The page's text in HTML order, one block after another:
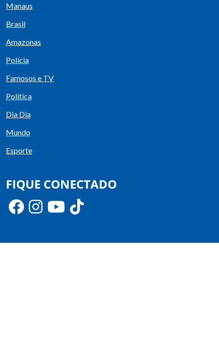
Manaus
Brasil
Amazonas
Polícia
Famosos e TV
Política
Dia Dia
Mundo
Esporte
FIQUE CONECTADO